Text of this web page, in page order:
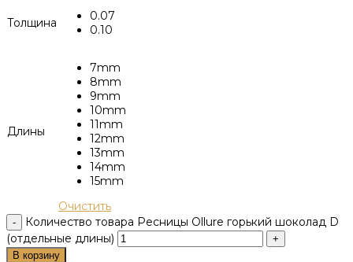
Толщина
0.07
0.10
Длины
7mm
8mm
9mm
10mm
11mm
12mm
13mm
14mm
15mm
Очистить
Количество товара Ресницы Ollure горький шоколад D
(отдельные длины)
В корзину